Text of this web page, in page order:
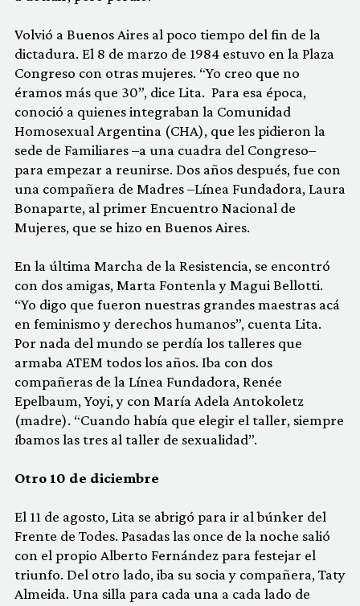
Volvió a Buenos Aires al poco tiempo del fin de la
dictadura. El 8 de marzo de 1984 estuvo en la Plaza
Congreso con otras mujeres. “Yo creo que no
éramos más que 30”, dice Lita. Para esa época,
conoció a quienes integraban la Comunidad
Homosexual Argentina (CHA), que les pidieron la
sede de Familiares –a una cuadra del Congreso–
para empezar a reunirse. Dos años después, fue con
una compañera de Madres –Línea Fundadora, Laura
Bonaparte, al primer Encuentro Nacional de
Mujeres, que se hizo en Buenos Aires.
En la última Marcha de la Resistencia, se encontró
con dos amigas, Marta Fontenla y Magui Bellotti.
“Yo digo que fueron nuestras grandes maestras acá
en feminismo y derechos humanos”, cuenta Lita.
Por nada del mundo se perdía los talleres que
armaba ATEM todos los años. Iba con dos
compañeras de la Línea Fundadora, Renée
Epelbaum, Yoyi, y con María Adela Antokoletz
(madre). “Cuando había que elegir el taller, siempre
íbamos las tres al taller de sexualidad”.
Otro 10 de diciembre
El 11 de agosto, Lita se abrigó para ir al búnker del
Frente de Todes. Pasadas las once de la noche salió
con el propio Alberto Fernández para festejar el
triunfo. Del otro lado, iba su socia y compañera, Taty
Almeida. Una silla para cada una a cada lado de